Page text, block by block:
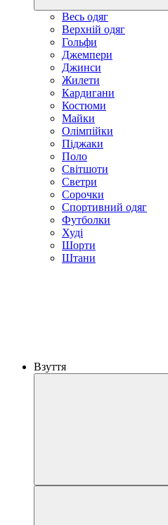
Весь одяг
Верхній одяг
Гольфи
Джемпери
Джинси
Жилети
Кардигани
Костюми
Майки
Олімпійки
Піджаки
Поло
Світшоти
Светри
Сорочки
Спортивний одяг
Футболки
Худі
Шорти
Штани
Взуття